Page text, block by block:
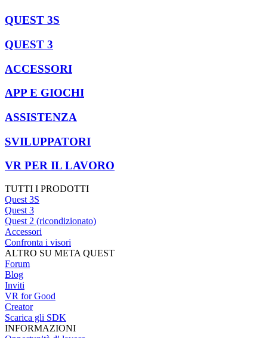
QUEST 3S
QUEST 3
ACCESSORI
APP E GIOCHI
ASSISTENZA
SVILUPPATORI
VR PER IL LAVORO
TUTTI I PRODOTTI
Quest 3S
Quest 3
Quest 2 (ricondizionato)
Accessori
Confronta i visori
ALTRO SU META QUEST
Forum
Blog
Inviti
VR for Good
Creator
Scarica gli SDK
INFORMAZIONI